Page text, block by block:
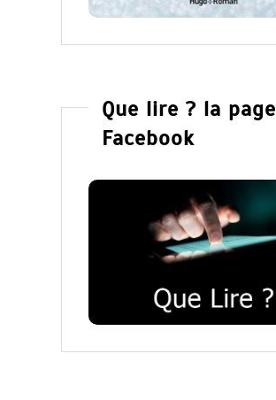
Que lire ? la page
Facebook